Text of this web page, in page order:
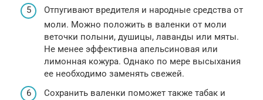
Отпугивают вредителя и народные средства от
моли. Можно положить в валенки от моли
веточки полыни, душицы, лаванды или мяты.
Не менее эффективна апельсиновая или
лимонная кожура. Однако по мере высыхания
ее необходимо заменять свежей.
Сохранить валенки поможет также табак и